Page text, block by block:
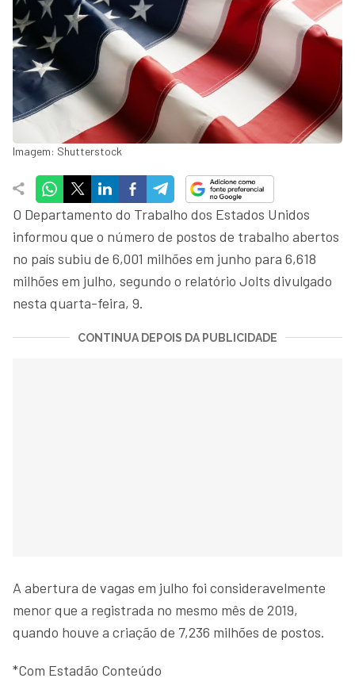
Imagem: Shutterstock
O Departamento do Trabalho dos Estados Unidos
informou que o número de postos de trabalho abertos
no país subiu de 6,001 milhões em junho para 6,618
milhões em julho, segundo o relatório Jolts divulgado
nesta quarta-feira, 9.
CONTINUA DEPOIS DA PUBLICIDADE
A abertura de vagas em julho foi consideravelmente
menor que a registrada no mesmo mês de 2019,
quando houve a criação de 7,236 milhões de postos.
*Com Estadão Conteúdo